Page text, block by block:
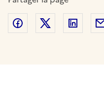
Partager surPartager